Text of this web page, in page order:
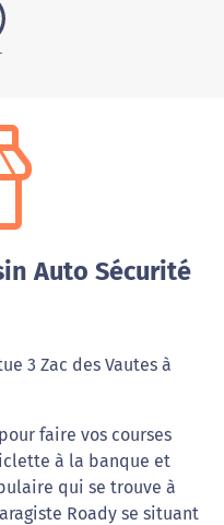
Auto Sécurité
3 Zac des Vautes à
faire vos courses
à la banque et
qui se trouve à
Roady se situant